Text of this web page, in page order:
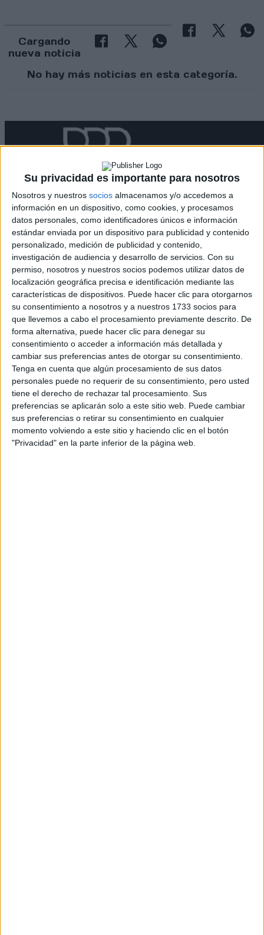
Su privacidad es importante para nosotros
Nosotros y nuestros socios almacenamos y/o accedemos a
información en un dispositivo, como cookies, y procesamos
datos personales, como identificadores únicos e información
estándar enviada por un dispositivo para publicidad y contenido
personalizado, medición de publicidad y contenido,
investigación de audiencia y desarrollo de servicios. Con su
permiso, nosotros y nuestros socios podemos utilizar datos de
localización geográfica precisa e identificación mediante las
características de dispositivos. Puede hacer clic para otorgarnos
su consentimiento a nosotros y a nuestros 1733 socios para
que llevemos a cabo el procesamiento previamente descrito. De
forma alternativa, puede hacer clic para denegar su
consentimiento o acceder a información más detallada y
cambiar sus preferencias antes de otorgar su consentimiento.
Tenga en cuenta que algún procesamiento de sus datos
personales puede no requerir de su consentimiento, pero usted
tiene el derecho de rechazar tal procesamiento. Sus
preferencias se aplicarán solo a este sitio web. Puede cambiar
sus preferencias o retirar su consentimiento en cualquier
momento volviendo a este sitio y haciendo clic en el botón
"Privacidad" en la parte inferior de la página web.
Cargando
nueva noticia
No hay más noticias en esta categoría.
Rallyes
WRC
S-CER
ERC
CERA
CERT
Internacionales
Campeonatos Autonómicos
Históricos
Dakar
RallyCross
Circuitos
F1
Fórmula E
F2 / F3 / F4
Resistencia